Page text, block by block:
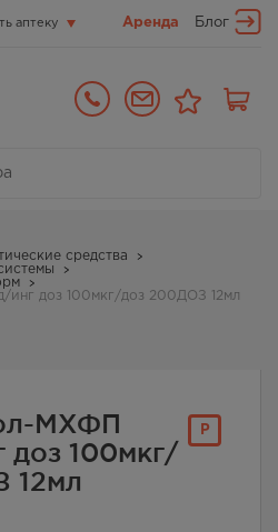
аптеку Аренда Блог
средства
инг доз 100мкг/доз 200ДОЗ 12мл
Р
МХФП
доз 100мкг/
12мл